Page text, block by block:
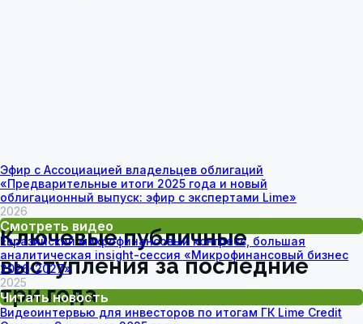
Эфир с Ассоциацией владельцев облигаций
«Предварительные итоги 2025 года и новый
облигационный выпуск: эфир с экспертами Lime»
2026
Смотреть видео
Евразийский микрофинансовый конгресс, большая
аналитическая insight-сессия «Микрофинансовый бизнес
2026-2027»
2025
Читать новость
Видеоинтервью для инвесторов по итогам ГК Lime Credit
В период работы Олеси Киселевой